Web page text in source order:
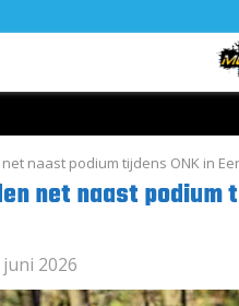
naast podium tijdens ONK in
net naast podium
2026